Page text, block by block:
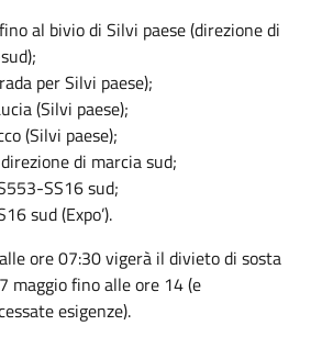
al bivio di Silvi paese (direzione di
per Silvi paese);
(Silvi paese);
(Silvi paese);
di marcia sud;
SS16 sud;
sud (Expo’).
ore 07:30 vigerà il divieto di sosta
maggio fino alle ore 14 (e
esigenze).